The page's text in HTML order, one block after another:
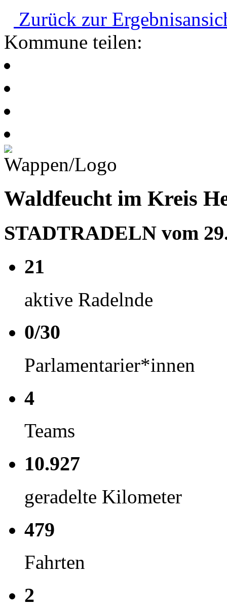
Zurück zur
Kommune teilen:
Waldfeucht im Kreis
STADTRADELN vom
21
aktive Radelnde
0/30
Parlamentarier*innen
4
Teams
10.927
geradelte Kilometer
479
Fahrten
2